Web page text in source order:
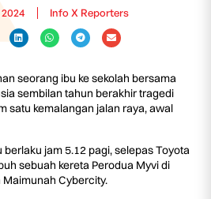
2024 Info X Reporters
seorang ibu ke sekolah bersama
sembilan tahun berakhir tragedi
satu kemalangan jalan raya, awal
jam 5.12 pagi, selepas Toyota
sebuah kereta Perodua Myvi di
Cybercity.